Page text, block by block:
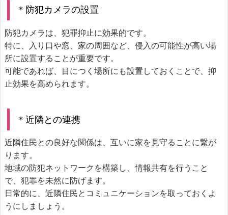
＊防犯カメラの設置
防犯カメラは、犯罪抑止に効果的です。
特に、入り口や窓、家の周囲など、侵入の可能性が高い場
所に設置することが重要です。
可能であれば、目につく場所にも設置しておくことで、抑
止効果を高められます。
＊近隣との連携
近隣住民との良好な関係は、互いに家を見守ることに繋が
ります。
地域の防犯ネットワークを構築し、情報共有を行うこと
で、犯罪を未然に防げます。
日常的に、近隣住民とコミュニケーションを取っておくよ
うにしましょう。